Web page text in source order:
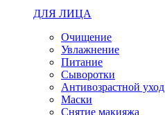
ДЛЯ ЛИЦА
Очищение
Увлажнение
Питание
Сыворотки
Антивозрастной уход
Маски
Снятие макияжа